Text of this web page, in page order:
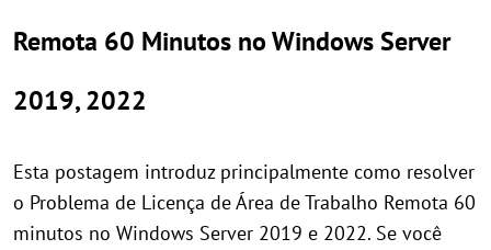
Remota 60 Minutos no Windows Server
2019, 2022
Esta postagem introduz principalmente como resolver
o Problema de Licença de Área de Trabalho Remota 60
minutos no Windows Server 2019 e 2022. Se você